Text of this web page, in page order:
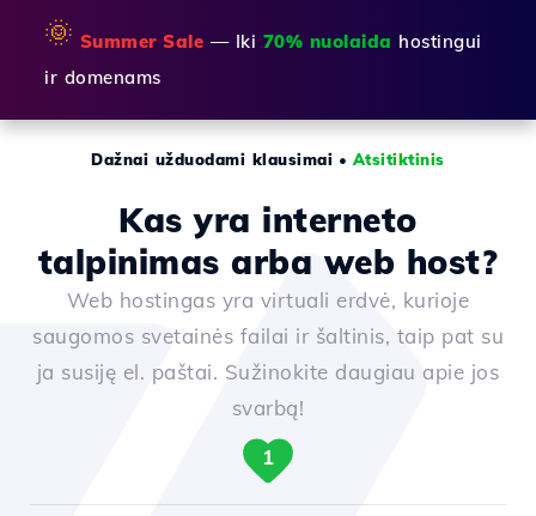
🌞 Summer Sale — Iki 70% nuolaida hostingui
ir domenams
Dažnai užduodami klausimai • Atsitiktinis
Kas yra interneto
talpinimas arba web host?
Web hostingas yra virtuali erdvė, kurioje
saugomos svetainės failai ir šaltinis, taip pat su
ja susiję el. paštai. Sužinokite daugiau apie jos
svarbą!
1